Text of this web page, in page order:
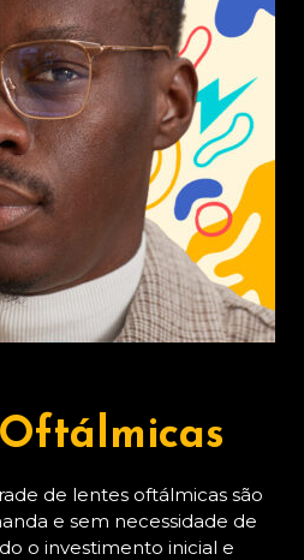
de lentes oftálmicas são
e sem necessidade de
o investimento inicial e